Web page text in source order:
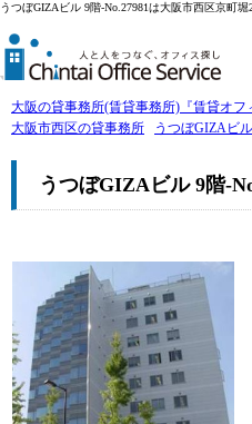
うつぼGIZAビル 9階-No.27981は大阪市西区京町
大阪の貸事務所(賃貸事務所)『賃貸オフ
大阪市西区の貸事務所
うつぼGIZAビル
うつぼGIZAビル 9階-